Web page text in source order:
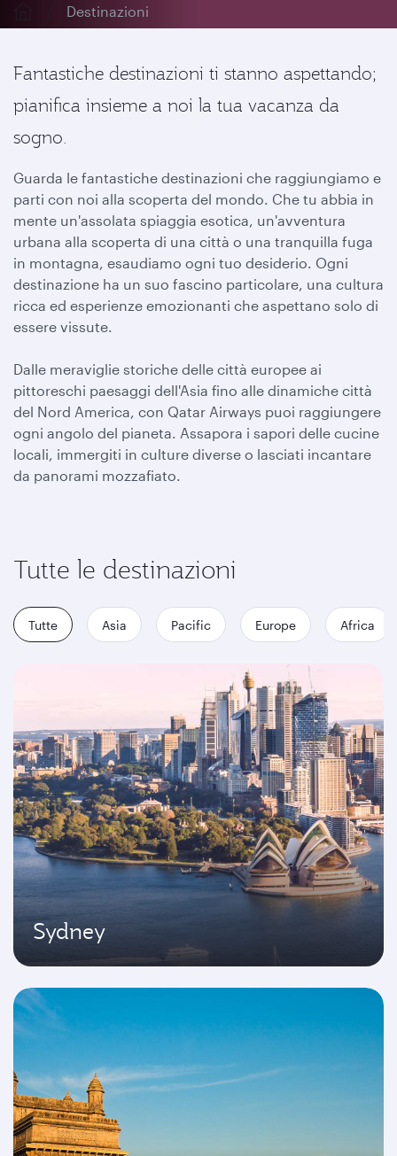
Destinazioni
Fantastiche destinazioni ti stanno aspettando;
pianifica insieme a noi la tua vacanza da
sogno.
Guarda le fantastiche destinazioni che raggiungiamo e
parti con noi alla scoperta del mondo. Che tu abbia in
mente un'assolata spiaggia esotica, un'avventura
urbana alla scoperta di una città o una tranquilla fuga
in montagna, esaudiamo ogni tuo desiderio. Ogni
destinazione ha un suo fascino particolare, una cultura
ricca ed esperienze emozionanti che aspettano solo di
essere vissute.
Dalle meraviglie storiche delle città europee ai
pittoreschi paesaggi dell'Asia fino alle dinamiche città
del Nord America, con Qatar Airways puoi raggiungere
ogni angolo del pianeta. Assapora i sapori delle cucine
locali, immergiti in culture diverse o lasciati incantare
da panorami mozzafiato.
Tutte le destinazioni
Tutte Asia Pacific Europe Africa
Sydney